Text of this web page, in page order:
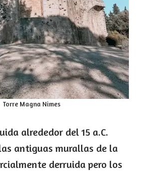
Torre Magna Nimes
alrededor del 15 a.C.
antiguas murallas de la
derruida pero los